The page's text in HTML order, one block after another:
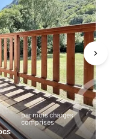
par mois charges
comprises